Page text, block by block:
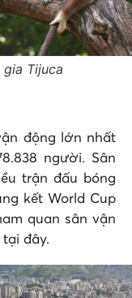
Tijuca
động lớn nhất
người. Sân
trận đấu bóng
kết World Cup
quan sân vận
đây.